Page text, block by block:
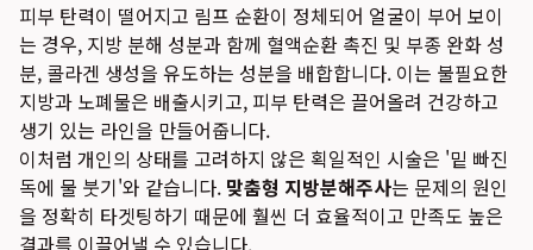
피부 탄력이 떨어지고 림프 순환이 정체되어 얼굴이 부어 보이
는 경우, 지방 분해 성분과 함께 혈액순환 촉진 및 부종 완화 성
분, 콜라겐 생성을 유도하는 성분을 배합합니다. 이는 불필요한
지방과 노폐물은 배출시키고, 피부 탄력은 끌어올려 건강하고
생기 있는 라인을 만들어줍니다.
이처럼 개인의 상태를 고려하지 않은 획일적인 시술은 '밑 빠진
독에 물 붓기'와 같습니다. 맞춤형 지방분해주사는 문제의 원인
을 정확히 타겟팅하기 때문에 훨씬 더 효율적이고 만족도 높은
결과를 이끌어낼 수 있습니다.